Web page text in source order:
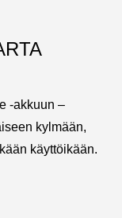
-akkuun –
kylmään,
käyttöikään.